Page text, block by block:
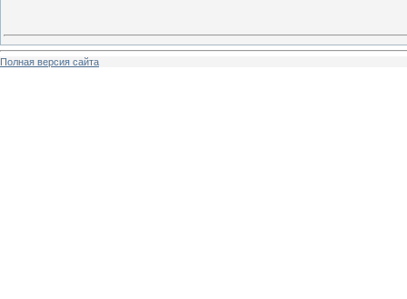
Полная версия сайта